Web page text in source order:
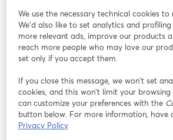
参加する
ライ
ンセ
ミナ
ー
Facebook
新しいタブで開く
Instagram
新しいタブで開く
We use the necessary technical cookies
We'd also like to set analytics and
more relevant ads, improve our products
reach more people who may love our
set only if you accept them.
If you close this message, we won’t set
cookies, and this won’t limit your browsing
can customize your preferences with the
button below. For more information, have
Privacy Policy